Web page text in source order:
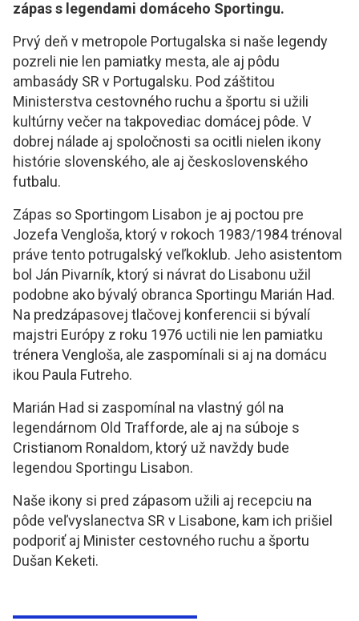
zápas s legendami domáceho Sportingu.
Prvý deň v metropole Portugalska si naše legendy
pozreli nie len pamiatky mesta, ale aj pôdu
ambasády SR v Portugalsku. Pod záštitou
Ministerstva cestovného ruchu a športu si užili
kultúrny večer na takpovediac domácej pôde. V
dobrej nálade aj spoločnosti sa ocitli nielen ikony
histórie slovenského, ale aj československého
futbalu.
Zápas so Sportingom Lisabon je aj poctou pre
Jozefa Vengloša, ktorý v rokoch 1983/1984 trénoval
práve tento potrugalský veľkoklub. Jeho asistentom
bol Ján Pivarník, ktorý si návrat do Lisabonu užil
podobne ako bývalý obranca Sportingu Marián Had.
Na predzápasovej tlačovej konferencii si bývalí
majstri Európy z roku 1976 uctili nie len pamiatku
trénera Vengloša, ale zaspomínali si aj na domácu
ikou Paula Futreho.
Marián Had si zaspomínal na vlastný gól na
legendárnom Old Trafforde, ale aj na súboje s
Cristianom Ronaldom, ktorý už navždy bude
legendou Sportingu Lisabon.
Naše ikony si pred zápasom užili aj recepciu na
pôde veľvyslanectva SR v Lisabone, kam ich prišiel
podporiť aj Minister cestovného ruchu a športu
Dušan Keketi.